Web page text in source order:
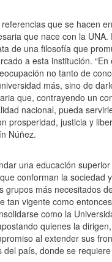
que se hacen
que nace con la UNA.
de una filosofía que
a esta institución. “En
no tanto de
más, sino de
que, contrayendo un
nacional, pueda
prosperidad, justicia y
Núñez.
una educación
conforman la sociedad
grupos más necesitados
tan vigente como
como la
quienes la
al extender sus
del país, donde se